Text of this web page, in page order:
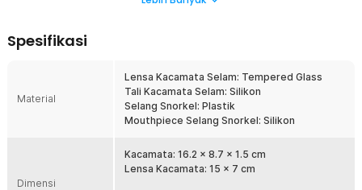
menghasilkan visibilitas yang lebih jernih saat berada di bawah air.
lebih awet untuk penggunaan snorkeling maupun diving ringan.
Dengan pandangan yang lebih jelas, Anda dapat menikmati
keindahan terumbu karang, ikan, dan biota laut tanpa gangguan.
Desain Anti Fog untuk Pandangan Maksimal
atau kabut selama digunakan. Visibilitas yang tetap jernih membuat
aktivitas snorkeling terasa lebih nyaman tanpa perlu sering
membersihkan bagian dalam lensa. Fitur ini sangat membantu saat
Spesifikasi
Material
Lensa Kacamata Selam: Tempered Glass
Tali Kacamata Selam: Silikon
Selang Snorkel: Plastik
Mouthpiece Selang Snorkel: Silikon
Dimensi
Kacamata: 16.2 x 8.7 x 1.5 cm
Lensa Kacamata: 15 x 7 cm